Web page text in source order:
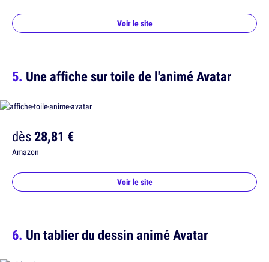
Voir le site
Une affiche sur toile de l'animé Avatar
dès28,81 €
Amazon
Voir le site
Un tablier du dessin animé Avatar